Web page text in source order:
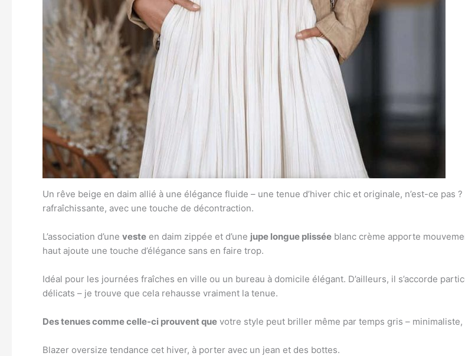
Un rêve beige en daim allié à une élégance fluide – une tenue d’hiver chic et originale, n’est-ce pas
rafraîchissante, avec une touche de décontraction.
L’association d’une veste en daim zippée et d’une jupe longue plissée blanc crème apporte
haut ajoute une touche d’élégance sans en faire trop.
Idéal pour les journées fraîches en ville ou un bureau à domicile élégant. D’ailleurs, il s’accorde
délicats – je trouve que cela rehausse vraiment la tenue.
Des tenues comme celle-ci prouvent que votre style peut briller même par temps gris –
Blazer oversize tendance cet hiver, à porter avec un jean et des bottes.